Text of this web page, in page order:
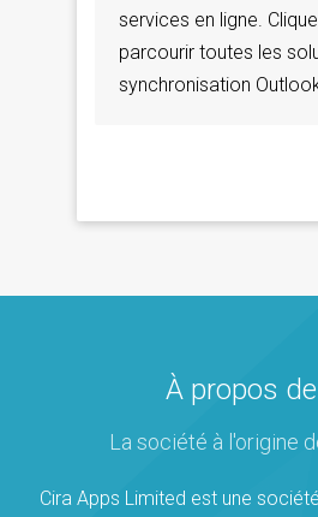
services en ligne.
parcourir toutes les
synchronisation
À propos
La société à l'origine
Cira Apps Limited est une